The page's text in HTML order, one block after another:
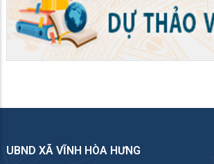
UBND XÃ VĨNH HÒA HƯNG